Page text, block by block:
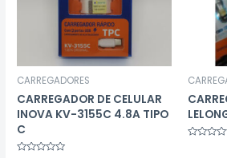
CARREGADORES
CARREGADOR DE CELULAR
INOVA KV-3155C 4.8A TIPO
C